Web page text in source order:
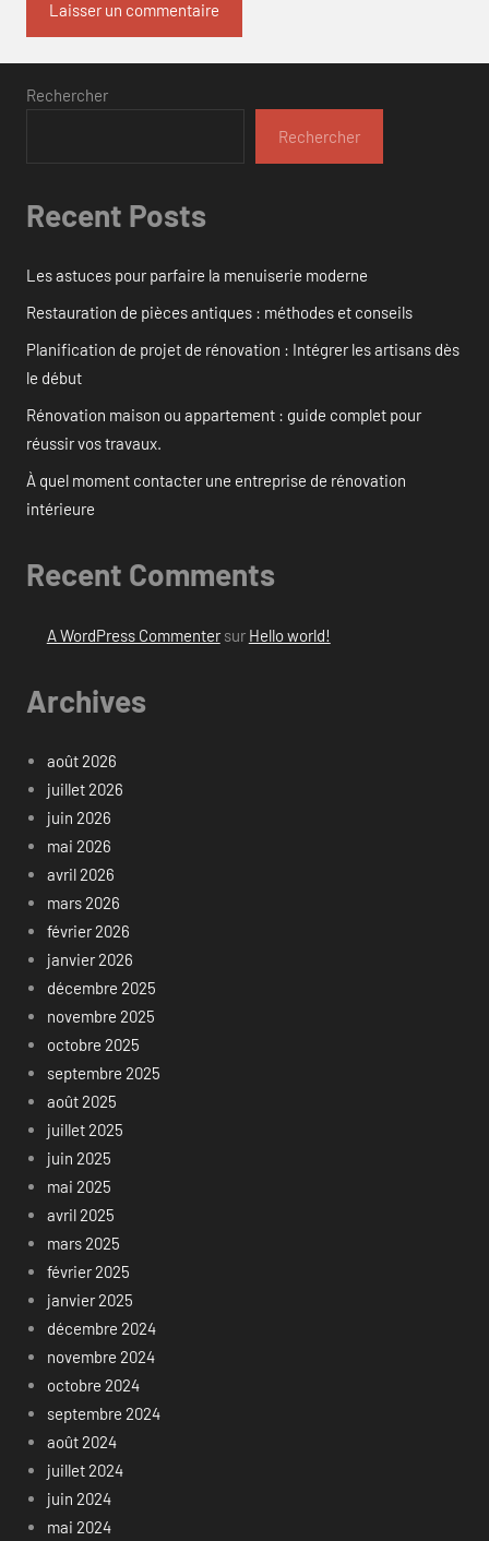
Rechercher
Rechercher
Recent Posts
Les astuces pour parfaire la menuiserie moderne
Restauration de pièces antiques : méthodes et conseils
Planification de projet de rénovation : Intégrer les artisans dès
le début
Rénovation maison ou appartement : guide complet pour
réussir vos travaux.
À quel moment contacter une entreprise de rénovation
intérieure
Recent Comments
A WordPress Commentersur Hello world!
Archives
août 2026
juillet 2026
juin 2026
mai 2026
avril 2026
mars 2026
février 2026
janvier 2026
décembre 2025
novembre 2025
octobre 2025
septembre 2025
août 2025
juillet 2025
juin 2025
mai 2025
avril 2025
mars 2025
février 2025
janvier 2025
décembre 2024
novembre 2024
octobre 2024
septembre 2024
août 2024
juillet 2024
juin 2024
mai 2024